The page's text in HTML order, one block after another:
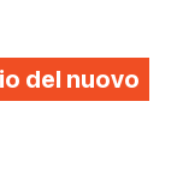
del nuovo